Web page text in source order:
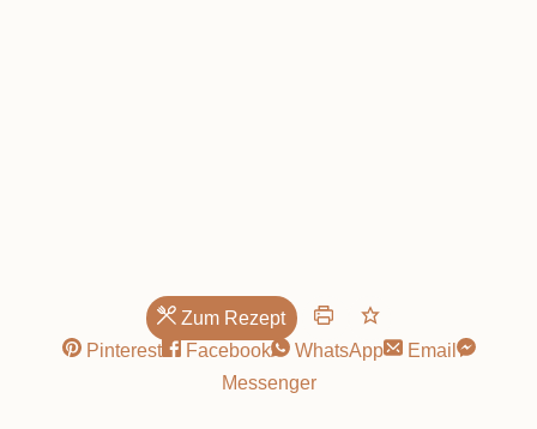
Zum Rezept
Pinterest
Facebook WhatsApp
Email
Messenger